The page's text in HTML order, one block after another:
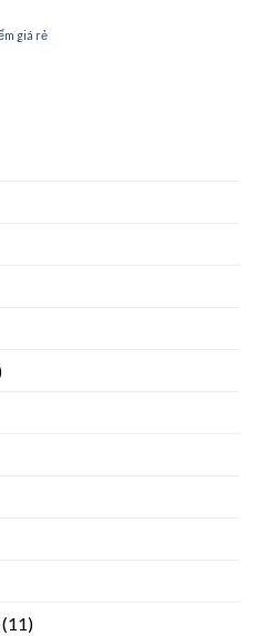
giá rẻ
(11)